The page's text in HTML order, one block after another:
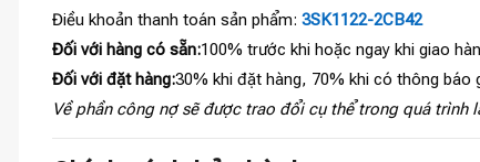
Điều khoản thanh toán sản phẩm: 3SK1122-2CB42
Đối với hàng có sẵn:100% trước khi hoặc ngay khi giao
Đối với đặt hàng:30% khi đặt hàng, 70% khi có thông báo
Về phần công nợ sẽ được trao đổi cụ thể trong quá trình